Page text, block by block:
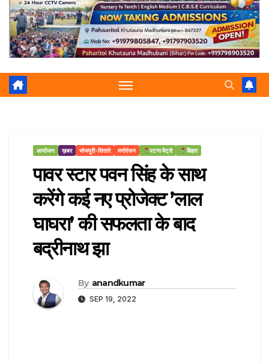
आयोजन ख़बर भोजपुरी-सितारे मनोरंजन पटना मेट्रो बिहार
पावर स्टार पवन सिंह के साथ
करेंगे कई नए प्रोजेक्ट ’लाल
घाघरा’ की सफलता के बाद
बद्रीनाथ झा
By anandkumar
SEP 19, 2022
pa
m
e